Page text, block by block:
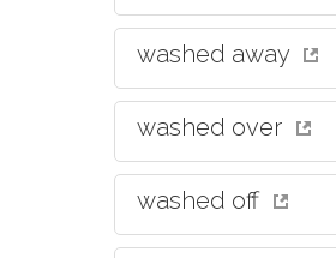
washed away
washed over
washed off